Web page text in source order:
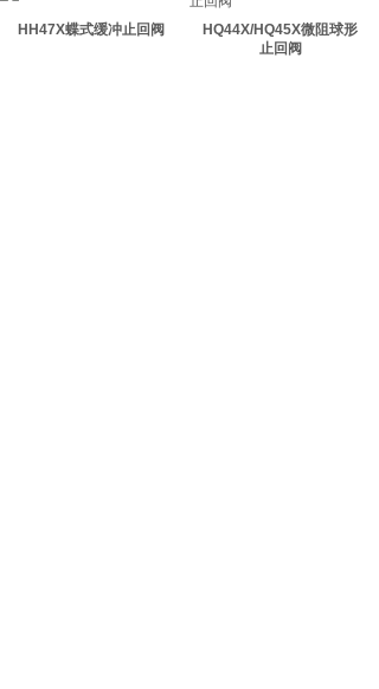
HH47X蝶式缓冲止回阀
HQ44X/HQ45X微阻球形
止回阀